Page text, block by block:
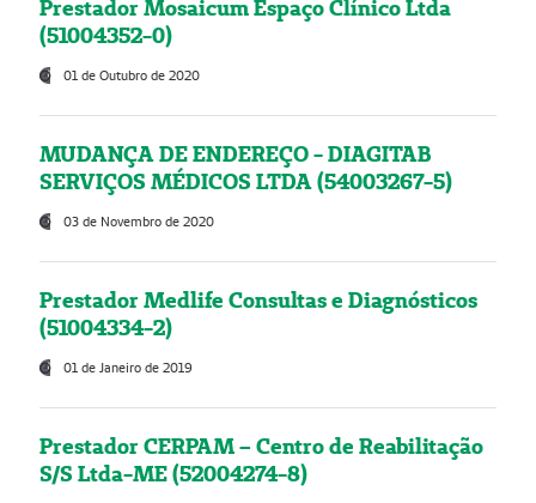
Prestador Mosaicum Espaço Clínico Ltda
(51004352-0)
01 de Outubro de 2020
MUDANÇA DE ENDEREÇO - DIAGITAB
SERVIÇOS MÉDICOS LTDA (54003267-5)
03 de Novembro de 2020
Prestador Medlife Consultas e Diagnósticos
(51004334-2)
01 de Janeiro de 2019
Prestador CERPAM – Centro de Reabilitação
S/S Ltda-ME (52004274-8)